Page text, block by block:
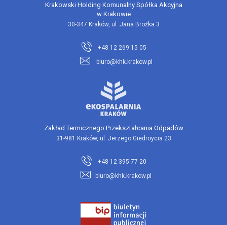
Krakowski Holding Komunalny Spółka Akcyjna
w Krakowie
30-347 Kraków, ul. Jana Brożka 3
+48 12 269 15 05
biuro@khk.krakow.pl
Zakład Termicznego Przekształcania Odpadów
31-981 Kraków, ul. Jerzego Giedroycia 23
+48 12 395 77 20
biuro@khk.krakow.pl